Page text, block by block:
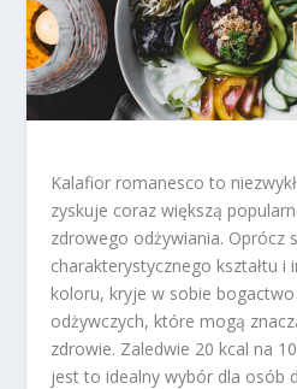
Kalafior romanesco to
zyskuje coraz większą
zdrowego odżywiania. Oprócz
charakterystycznego kształtu i
koloru, kryje w sobie bogactwo
odżywczych, które mogą
zdrowie. Zaledwie 20 kcal na
jest to idealny wybór dla osób